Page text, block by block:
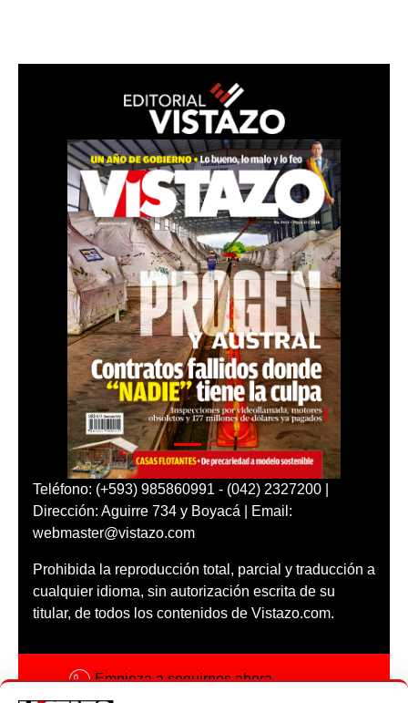
Teléfono: (+593) 985860991 - (042) 2327200 |
Dirección: Aguirre 734 y Boyacá | Email:
webmaster@vistazo.com
Prohibida la reproducción total, parcial y traducción a
cualquier idioma, sin autorización escrita de su
titular, de todos los contenidos de Vistazo.com.
Empieza a seguirnos ahora